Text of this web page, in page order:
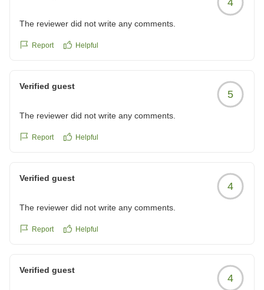
The reviewer did not write any comments.
Report Helpful
Verified guest
5
The reviewer did not write any comments.
Report Helpful
Verified guest
4
The reviewer did not write any comments.
Report Helpful
Verified guest
4